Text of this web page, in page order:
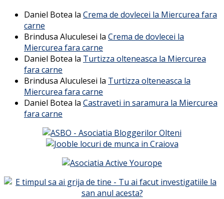
Daniel Botea la Crema de dovlecei la Miercurea fara
carne
Brindusa Aluculesei la Crema de dovlecei la
Miercurea fara carne
Daniel Botea la Turtizza olteneasca la Miercurea
fara carne
Brindusa Aluculesei la Turtizza olteneasca la
Miercurea fara carne
Daniel Botea la Castraveti in saramura la Miercurea
fara carne